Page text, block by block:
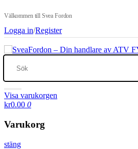
Välkommen till Svea Fordon
Logga in/Register
Visa varukorgen
kr0.00 0
Varukorg
stäng